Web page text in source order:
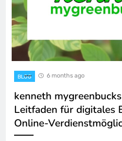
BLOG 6 months ago
kenneth
Leitfaden für digitales
Online-